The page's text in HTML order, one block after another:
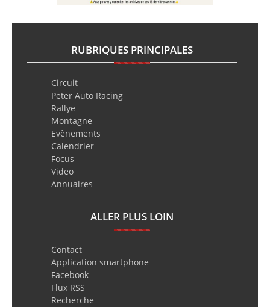
RUBRIQUES PRINCIPALES
Circuit
Peter Auto Racing
Rallye
Montagne
Evènements
Calendrier
Focus
Video
Annuaires
ALLER PLUS LOIN
Contact
Application smartphone
Facebook
Flux RSS
Recherche